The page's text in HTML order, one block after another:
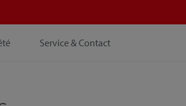
Service & Contact